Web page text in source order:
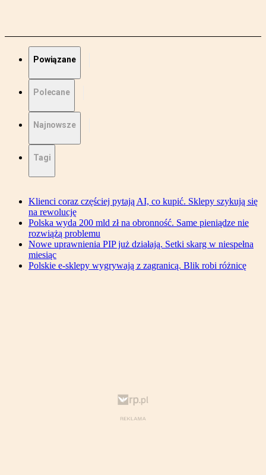
Powiązane
Polecane
Najnowsze
Tagi
Klienci coraz częściej pytają AI, co kupić. Sklepy szykują się
na rewolucję
Polska wyda 200 mld zł na obronność. Same pieniądze nie
rozwiążą problemu
Nowe uprawnienia PIP już działają. Setki skarg w niespełna
miesiąc
Polskie e-sklepy wygrywają z zagranicą. Blik robi różnicę